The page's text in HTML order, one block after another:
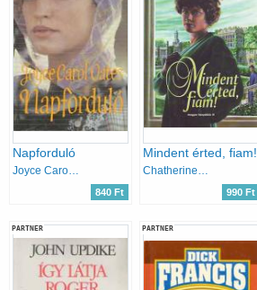
Napforduló
Joyce Carol Oates
840 Ft
Mindent érted, fiam!
Chatherine Cookson
990 Ft
PARTNER PARTNER